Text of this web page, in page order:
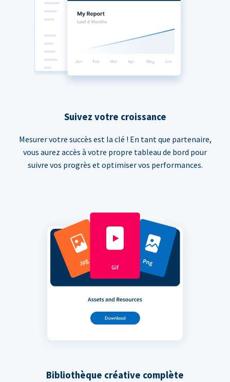
Suivez votre croissance
Mesurer votre succès est la clé ! En tant que partenaire,
vous aurez accès à votre propre tableau de bord pour
suivre vos progrès et optimiser vos performances.
Bibliothèque créative complète